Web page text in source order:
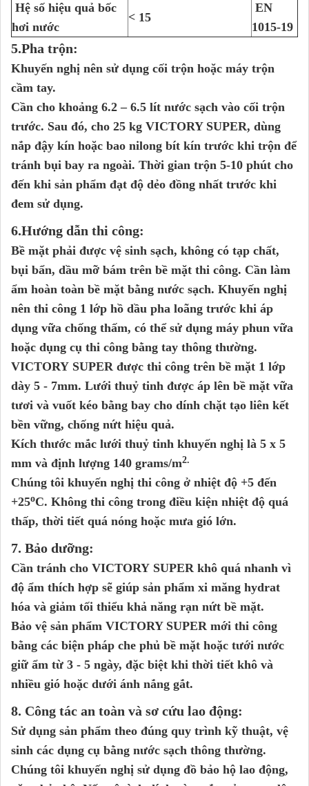
Hệ số hiệu quả bốc
hơi nước
< 15
EN
1015-19
5.Pha trộn:
Khuyến nghị nên sử dụng cối trộn hoặc máy trộn
cầm tay.
Cần cho khoảng 6.2 – 6.5 lít nước sạch vào cối trộn
trước. Sau đó, cho 25 kg VICTORY SUPER, dùng
nắp đậy kín hoặc bao nilong bít kín trước khi trộn để
tránh bụi bay ra ngoài. Thời gian trộn 5-10 phút cho
đến khi sản phẩm đạt độ dẻo đồng nhất trước khi
đem sử dụng.
6.Hướng dẫn thi công:
Bề mặt phải được vệ sinh sạch, không có tạp chất,
bụi bẩn, dầu mỡ bám trên bề mặt thi công. Cần làm
ẩm hoàn toàn bề mặt bằng nước sạch. Khuyến nghị
nên thi công 1 lớp hồ dầu pha loãng trước khi áp
dụng vữa chống thấm, có thể sử dụng máy phun vữa
hoặc dụng cụ thi công bằng tay thông thường.
VICTORY SUPER được thi công trên bề mặt 1 lớp
dày 5 - 7mm. Lưới thuỷ tinh được áp lên bề mặt vữa
tươi và vuốt kéo bằng bay cho dính chặt tạo liên kết
bền vững, chống nứt hiệu quả.
Kích thước mắc lưới thuỷ tinh khuyến nghị là 5 x 5
mm và định lượng 140 grams/m2.
Chúng tôi khuyến nghị thi công ở nhiệt độ +5 đến
+25oC. Không thi công trong điều kiện nhiệt độ quá
thấp, thời tiết quá nóng hoặc mưa gió lớn. ­­­
7. Bảo dưỡng:
Cần tránh cho VICTORY SUPER khô quá nhanh vì
độ ẩm thích hợp sẽ giúp sản phẩm xi măng hydrat
hóa và giảm tối thiểu khả năng rạn nứt bề mặt.
Bảo vệ sản phẩm VICTORY SUPER mới thi công
bằng các biện pháp che phủ bề mặt hoặc tưới nước
giữ ẩm từ 3 - 5 ngày, đặc biệt khi thời tiết khô và
nhiều gió hoặc dưới ánh nắng gắt.
8. Công tác an toàn và sơ cứu lao động:
Sử dụng sản phẩm theo đúng quy trình kỹ thuật, vệ
sinh các dụng cụ bằng nước sạch thông thường.
Chúng tôi khuyến nghị sử dụng đồ bảo hộ lao động,